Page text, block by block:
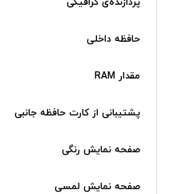
حافظه داخلی
مقدار RAM
پشتیبانی از کارت حافظه جانبی
صفحه نمایش رنگی
صفحه نمایش لمسی